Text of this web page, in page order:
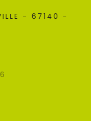
- 67140 -